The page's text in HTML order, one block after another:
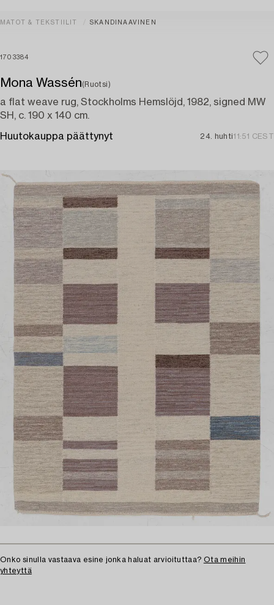
MATOT & TEKSTIILIT SKANDINAAVINEN
1703384
Mona Wassén(Ruotsi)
a flat weave rug, Stockholms Hemslöjd, 1982, signed MW
SH, c. 190 x 140 cm.
Huutokauppa päättynyt 24. huhti11:51 CEST
Onko sinulla vastaava esine jonka haluat arvioituttaa? Ota meihin
yhteyttä